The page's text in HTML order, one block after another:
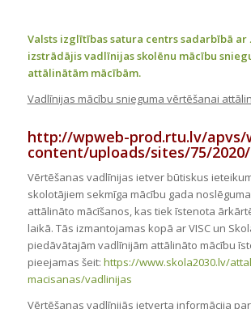
Valsts izglītības satura centrs sadarbībā ar
izstrādājis vadlīnijas skolēnu mācību
attālinātām mācībām.
Vadlīnijas mācību snieguma vērtēšanai
http://wpweb-prod.rtu.lv/apvs/
content/uploads/sites/75/2020/
Vērtēšanas vadlīnijas ietver būtiskus
skolotājiem sekmīga mācību gada
attālināto mācīšanos, kas tiek īstenota
laikā. Tās izmantojamas kopā ar VISC un
piedāvātajām vadlīnijām attālināto mācību
pieejamas šeit: https://www.skola2030.lv/
macisanas/vadlinijas
Vērtēšanas vadlīnijās ietverta informācija